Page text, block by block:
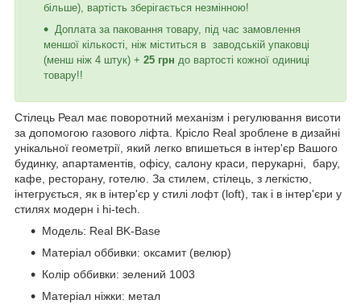
більше), вартість зберігається незмінною!
Доплата за паковання товару, під час замовлення
меншої кількості, ніж міститься в заводській упаковці
(менш ніж 4 штук) + 25 грн до вартості кожної одиниці
товару!!
Стілець Реал має поворотний механізм і регулювання висоти
за допомогою газового ліфта. Крісло Real зроблене в дизайні
унікальної геометрії, який легко впишеться в інтер'єр Вашого
будинку, апартаментів, офісу, салону краси, перукарні, бару,
кафе, ресторану, готелю. За стилем, стілець, з легкістю,
інтегрується, як в інтер'єр у стилі лофт (loft), так і в інтер'єри у
стилях модерн і hi-tech.
Модель: Real BK-Base
Матеріал оббивки: оксамит (велюр)
Колір оббивки: зелений 1003
Матеріал ніжки: метал